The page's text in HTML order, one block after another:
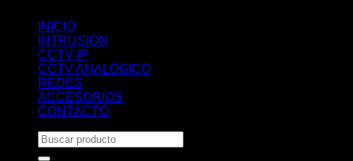
INICIO
INTRUSIÓN
CCTV IP
CCTV ANALÓGICO
REDES
ACCESORIOS
CONTACTO
Buscar
por: